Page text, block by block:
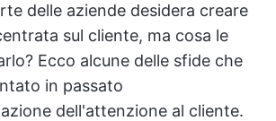
delle aziende desidera creare
sul cliente, ma cosa le
Ecco alcune delle sfide che
in passato
dell'attenzione al cliente.